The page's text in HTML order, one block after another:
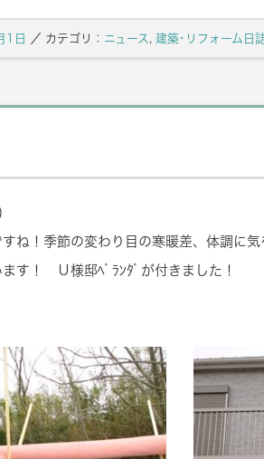
1日 ／ カテゴリ： ニュース , 建築･リフォーム日
すね！季節の変わり目の寒暖差、体調に
ます！ Ｕ様邸ﾍﾞﾗﾝﾀﾞが付きました！